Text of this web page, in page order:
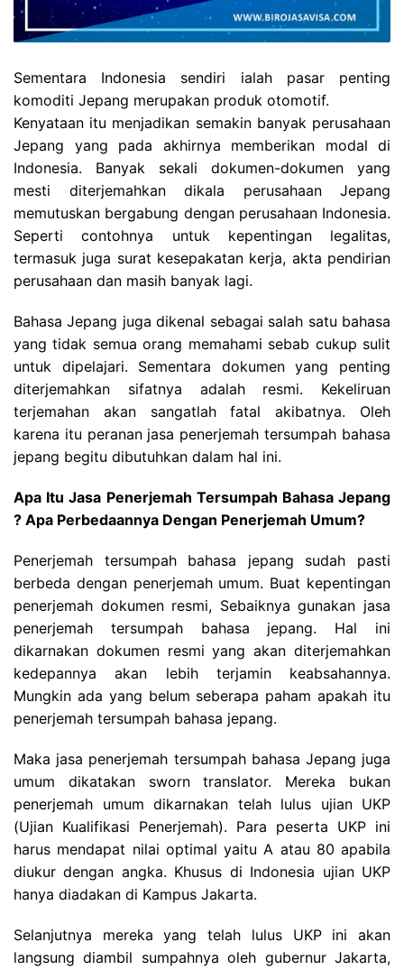
Sementara Indonesia sendiri ialah pasar penting
komoditi Jepang merupakan produk otomotif.
Kenyataan itu menjadikan semakin banyak perusahaan
Jepang yang pada akhirnya memberikan modal di
Indonesia. Banyak sekali dokumen-dokumen yang
mesti diterjemahkan dikala perusahaan Jepang
memutuskan bergabung dengan perusahaan Indonesia.
Seperti contohnya untuk kepentingan legalitas,
termasuk juga surat kesepakatan kerja, akta pendirian
perusahaan dan masih banyak lagi.
Bahasa Jepang juga dikenal sebagai salah satu bahasa
yang tidak semua orang memahami sebab cukup sulit
untuk dipelajari. Sementara dokumen yang penting
diterjemahkan sifatnya adalah resmi. Kekeliruan
terjemahan akan sangatlah fatal akibatnya. Oleh
karena itu peranan jasa penerjemah tersumpah bahasa
jepang begitu dibutuhkan dalam hal ini.
Apa Itu Jasa Penerjemah Tersumpah Bahasa Jepang
? Apa Perbedaannya Dengan Penerjemah Umum?
Penerjemah tersumpah bahasa jepang sudah pasti
berbeda dengan penerjemah umum. Buat kepentingan
penerjemah dokumen resmi, Sebaiknya gunakan jasa
penerjemah tersumpah bahasa jepang. Hal ini
dikarnakan dokumen resmi yang akan diterjemahkan
kedepannya akan lebih terjamin keabsahannya.
Mungkin ada yang belum seberapa paham apakah itu
penerjemah tersumpah bahasa jepang.
Maka jasa penerjemah tersumpah bahasa Jepang juga
umum dikatakan sworn translator. Mereka bukan
penerjemah umum dikarnakan telah lulus ujian UKP
(Ujian Kualifikasi Penerjemah). Para peserta UKP ini
harus mendapat nilai optimal yaitu A atau 80 apabila
diukur dengan angka. Khusus di Indonesia ujian UKP
hanya diadakan di Kampus Jakarta.
Selanjutnya mereka yang telah lulus UKP ini akan
langsung diambil sumpahnya oleh gubernur Jakarta,